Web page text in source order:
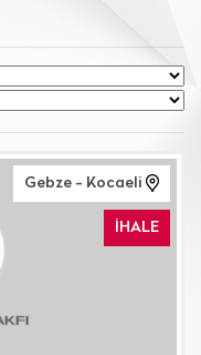
Gebze - Kocaeli
İHALE